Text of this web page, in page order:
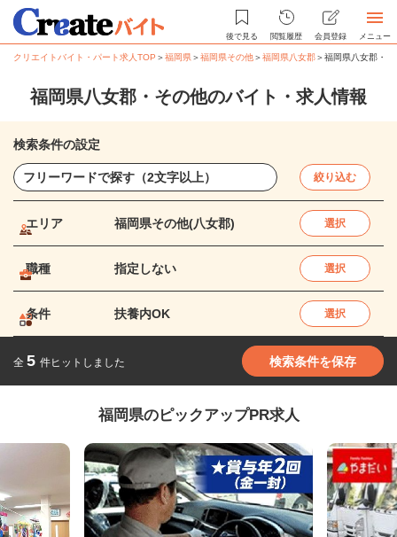
後で見る 閲覧履歴 会員登録 メニュー
クリエイトバイト・パート求人TOP ＞福岡県＞福岡県その他＞福岡県八女郡＞福岡県八女郡・
福岡県八女郡・その他のバイト・求人情報
検索条件の設定
絞り込む
エリア 福岡県その他(八女郡) 選択
職種 指定しない 選択
条件 扶養内OK 選択
全 5 件ヒットしました 検索条件を保存
福岡県のピックアップPR求人